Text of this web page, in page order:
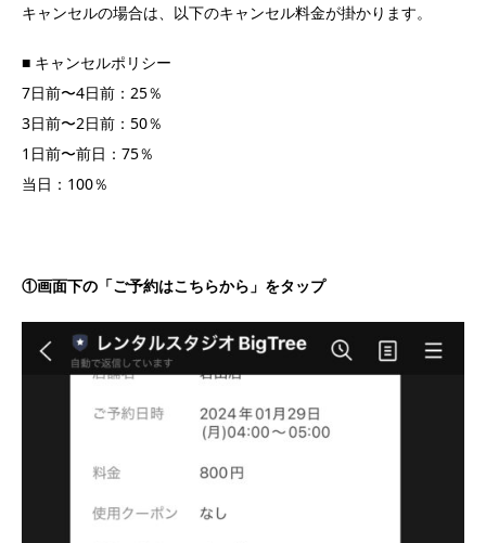
キャンセルの場合は、以下のキャンセル料金が掛かります。
■ キャンセルポリシー
7日前〜4日前：25％
3日前〜2日前：50％
1日前〜前日：75％
当日：100％
①画面下の「ご予約はこちらから」をタップ